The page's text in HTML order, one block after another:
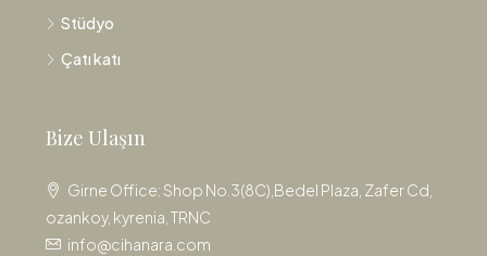
Stüdyo
Çatı katı
Bize Ulaşın
Girne Office: Shop No.3(8C),Bedel Plaza, Zafer Cd,
ozankoy, kyrenia, TRNC
info@cihanara.com